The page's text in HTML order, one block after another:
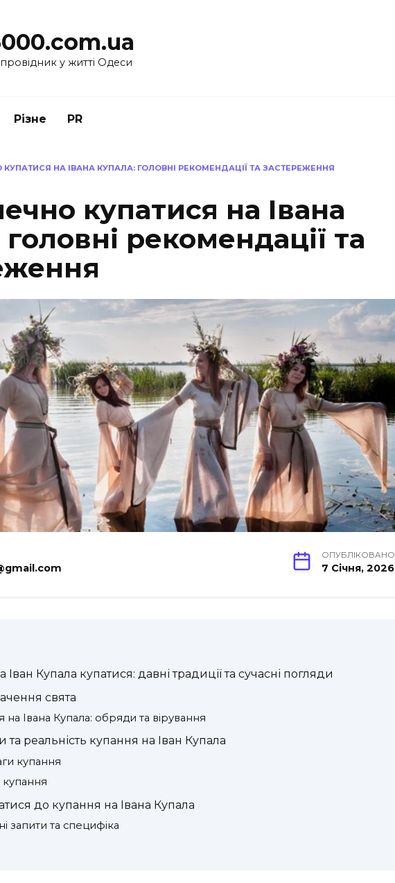
у житті Одеси
Різне PR
КУПАТИСЯ НА ІВАНА КУПАЛА: ГОЛОВНІ РЕКОМЕНДАЦІЇ ТА ЗАСТЕРЕЖЕННЯ
купатися на Івана
рекомендації та
ОПУБЛІКОВАНО
7 Січня, 2026
Купала купатися: давні традиції та сучасні погляди
свята
на Івана Купала: обряди та вірування
та реальність купання на Іван Купала
купання
до купання на Івана Купала
запити та специфіка